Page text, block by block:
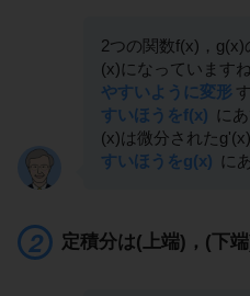
2つの関数f(x)，
(x)になっています
やすいように変形
すいほうをf(x) に
(x)は微分された
すいほうをg(x) に
定積分は(上端)，(下